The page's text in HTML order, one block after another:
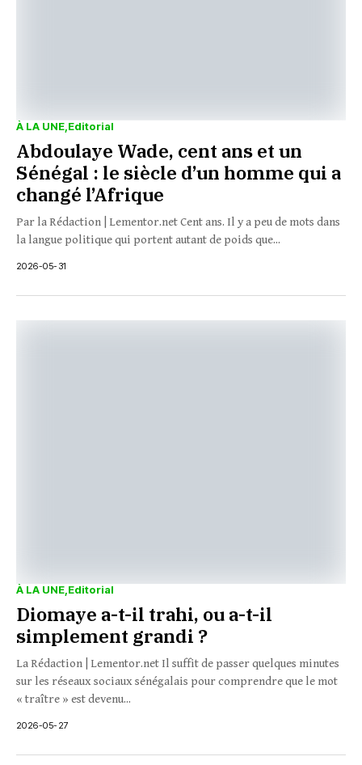
À LA UNE Editorial
Abdoulaye Wade, cent ans et un
Sénégal : le siècle d’un homme qui a
changé l’Afrique
Par la Rédaction | Lementor.net Cent ans. Il y a peu de mots dans
la langue politique qui portent autant de poids que...
2026-05-31
À LA UNE Editorial
Diomaye a-t-il trahi, ou a-t-il
simplement grandi ?
La Rédaction | Lementor.net Il suffit de passer quelques minutes
sur les réseaux sociaux sénégalais pour comprendre que le mot
« traître » est devenu...
2026-05-27